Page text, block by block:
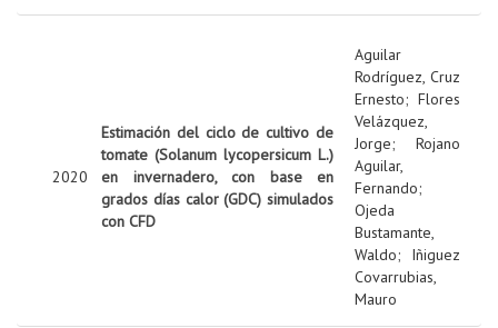
2020
Estimación del ciclo de cultivo de
tomate (Solanum lycopersicum L.)
en invernadero, con base en
grados días calor (GDC) simulados
con CFD
Aguilar
Rodríguez, Cruz
Ernesto; Flores
Velázquez,
Jorge; Rojano
Aguilar,
Fernando;
Ojeda
Bustamante,
Waldo; Iñiguez
Covarrubias,
Mauro